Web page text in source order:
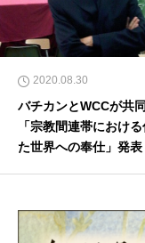
2020.08.30
バチカンとWCCが共
「宗教間連帯におけ
た世界への奉仕」発